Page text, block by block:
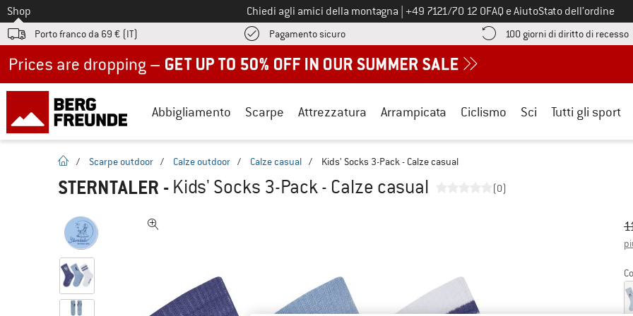
Allo
Shop Chiedi agli amici della montagna Chiamaci al numero
+49 7121/70 12 0FAQ e AiutoStato dell’ordine
Porto franco da 69 € (IT) Pagamento sicuroQui trovi le informazioni di pagamento! Si apre in una casella
100 giorni di diritto di recesso
Abbigliamento Scarpe Attrezzatura Arrampicata Ciclismo Sci Tutti gli sport
pagina iniziale
/ Scarpe outdoor / Calze outdoor / Calze casual / Kids' Socks 3-Pack - Calze casual
STERNTALER - Kids' Socks 3-Pack - Calze casual (0)